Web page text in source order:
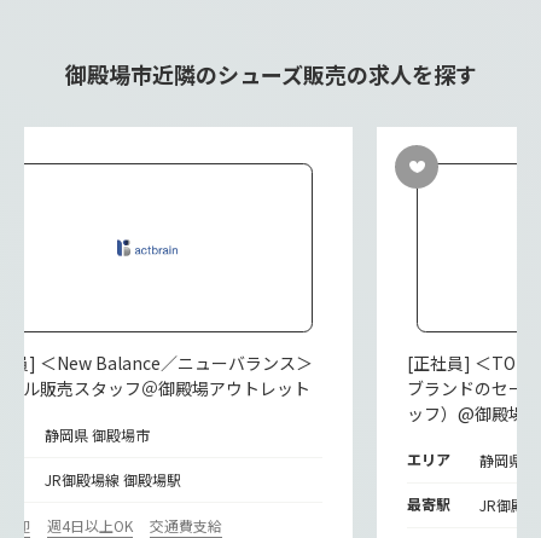
御殿場市近隣のシューズ販売の求人を探す
員] ＜New Balance／ニューバランス＞
レル販売スタッフ＠御殿場アウトレット
静岡県 御殿場市
JR御殿場線 御殿場駅
迎 週4日以上OK
交通費支給
[正社員] ＜
ブランドのセー
ッフ）@御殿場
エリア 静岡県
最寄駅 JR御殿